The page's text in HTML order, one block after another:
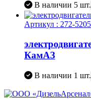
В наличии 5 шт.
Артикул : 272-
КамАЗ
В наличии 1 шт.